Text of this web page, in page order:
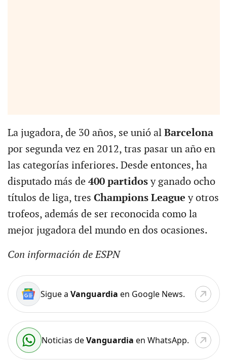
La jugadora, de 30 años, se unió al Barcelona
por segunda vez en 2012, tras pasar un año en
las categorías inferiores. Desde entonces, ha
disputado más de400 partidosy ganado ocho
títulos de liga, tres Champions Leaguey otros
trofeos, además de ser reconocida como la
mejor jugadora del mundo en dos ocasiones.
Con información de ESPN
Sigue a Vanguardia en Google News.
Noticias deVanguardia en WhatsApp.